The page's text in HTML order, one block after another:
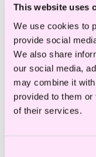
This website uses
We use cookies to
provide social
We also share
our social media,
may combine it
provided to them
of their services.
CFO,
Deal
–
Practice,